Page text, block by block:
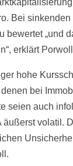
Bei
bewertet „und
erklärt
hohe
bei
seien auch
äußerst volatil.